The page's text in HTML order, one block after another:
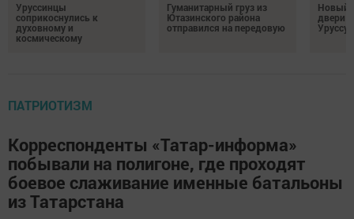
Уруссинцы
соприкоснулись к
духовному и
космическому
Гуманитарный груз из
Ютазинского района
отправился на передовую
Новый
двери
Уруссу
ПАТРИОТИЗМ
Корреспонденты «Татар-информа»
побывали на полигоне, где проходят
боевое слаживание именные батальоны
из Татарстана